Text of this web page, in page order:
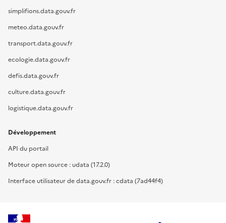
simplifions.data.gouv.fr
meteo.data.gouv.fr
transport.data.gouv.fr
ecologie.data.gouv.fr
defis.data.gouv.fr
culture.data.gouv.fr
logistique.data.gouv.fr
Développement
API du portail
Moteur open source : udata (17.2.0)
Interface utilisateur de data.gouv.fr : cdata (7ad44f4)